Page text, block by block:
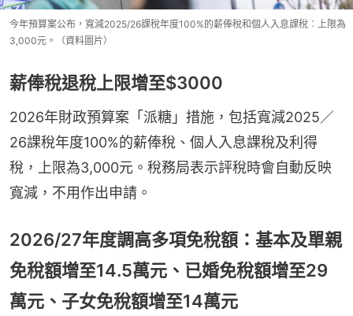
今年預算案公布，寬減2025/26課稅年度100%的薪俸稅和個人入息課稅︰上限為
3,000元。（資料圖片）
薪俸稅退稅上限增至$3000
2026年財政預算案「派糖」措施，包括寬減2025／
26課稅年度100%的薪俸稅、個人入息課稅及利得
稅，上限為3,000元。稅務局表示評稅時會自動反映
寬減，不用作出申請。
2026/27年度調高多項免稅額：基本及單親
免稅額增至14.5萬元、已婚免稅額增至29
萬元、子女免稅額增至14萬元